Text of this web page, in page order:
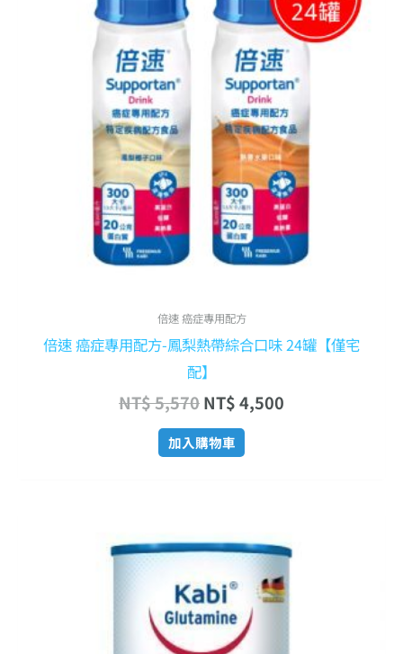
倍速 癌症專用配方
倍速 癌症專用配方-鳳梨熱帶綜合口味 24罐【僅宅
配】
NT$5,570
格：
NT$ 5,570。
NT$4,500
格：
NT$ 4,500。
加入購物車
始
價
格：
NT$ 2,850。
前
價
格：
NT$ 1,800。